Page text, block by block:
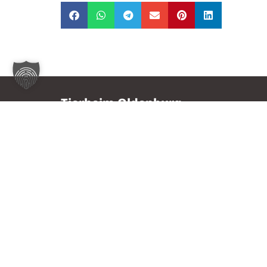
Tierheim Oldenburg